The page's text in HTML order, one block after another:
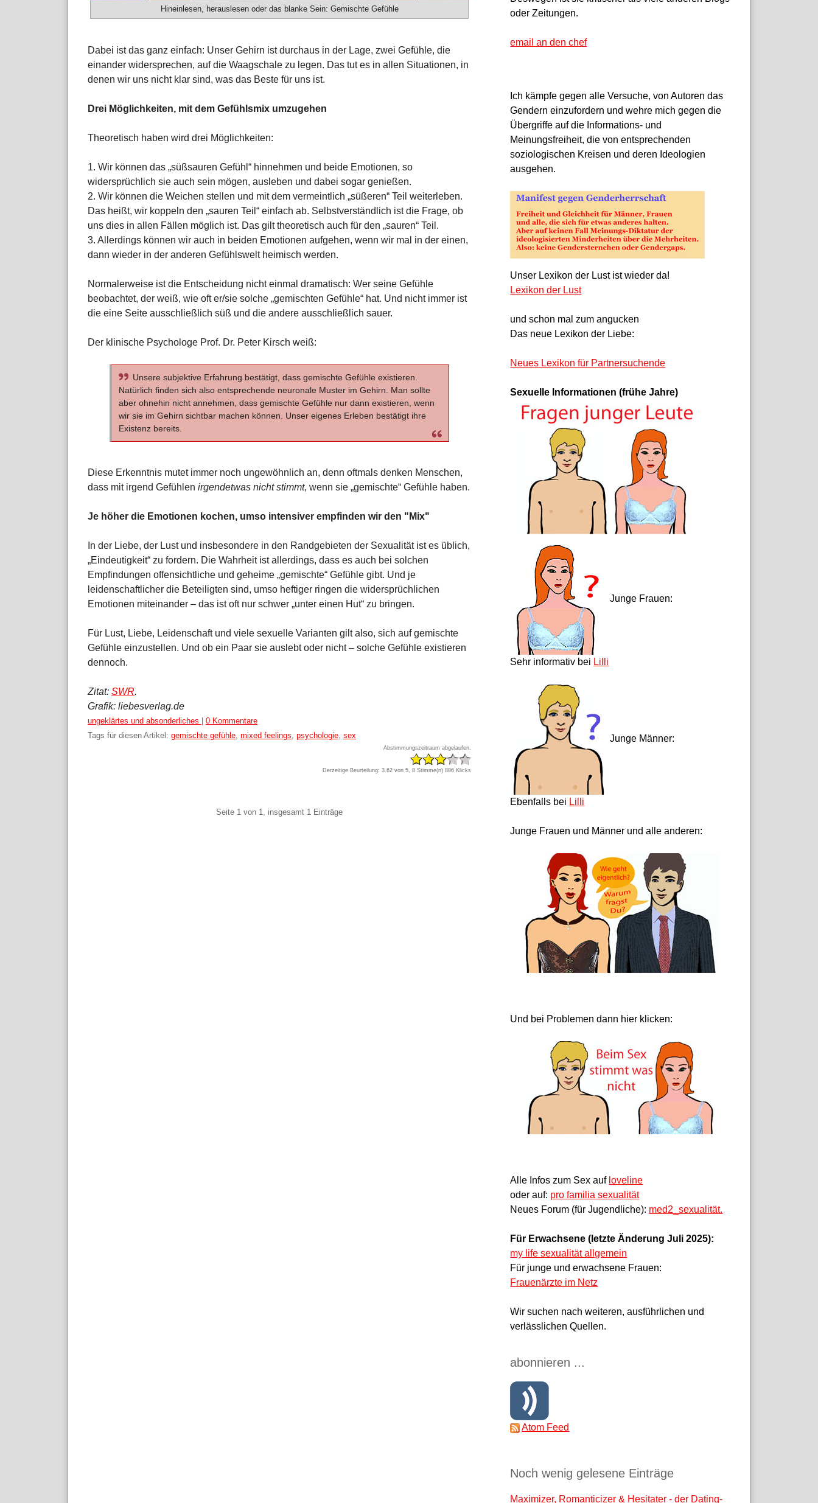
Hineinlesen, herauslesen oder das blanke Sein: Gemischte Gefühle
Dabei ist das ganz einfach: Unser Gehirn ist durchaus in der Lage, zwei Gefühle, die
einander widersprechen, auf die Waagschale zu legen. Das tut es in allen Situationen, in
denen wir uns nicht klar sind, was das Beste für uns ist.
Drei Möglichkeiten, mit dem Gefühlsmix umzugehen
Theoretisch haben wird drei Möglichkeiten:
1. Wir können das „süßsauren Gefühl“ hinnehmen und beide Emotionen, so
widersprüchlich sie auch sein mögen, ausleben und dabei sogar genießen.
2. Wir können die Weichen stellen und mit dem vermeintlich „süßeren“ Teil weiterleben.
Das heißt, wir koppeln den „sauren Teil“ einfach ab. Selbstverständlich ist die Frage, ob
uns dies in allen Fällen möglich ist. Das gilt theoretisch auch für den „sauren“ Teil.
3. Allerdings können wir auch in beiden Emotionen aufgehen, wenn wir mal in der einen,
dann wieder in der anderen Gefühlswelt heimisch werden.
Normalerweise ist die Entscheidung nicht einmal dramatisch: Wer seine Gefühle
beobachtet, der weiß, wie oft er/sie solche „gemischten Gefühle“ hat. Und nicht immer ist
die eine Seite ausschließlich süß und die andere ausschließlich sauer.
Der klinische Psychologe Prof. Dr. Peter Kirsch weiß:
Unsere subjektive Erfahrung bestätigt, dass gemischte Gefühle existieren.
Natürlich finden sich also entsprechende neuronale Muster im Gehirn. Man sollte
aber ohnehin nicht annehmen, dass gemischte Gefühle nur dann existieren, wenn
wir sie im Gehirn sichtbar machen können. Unser eigenes Erleben bestätigt ihre
Existenz bereits.
Diese Erkenntnis mutet immer noch ungewöhnlich an, denn oftmals denken Menschen,
dass mit irgend Gefühlen irgendetwas nicht stimmt, wenn sie „gemischte“ Gefühle haben.
Je höher die Emotionen kochen, umso intensiver empfinden wir den "Mix"
In der Liebe, der Lust und insbesondere in den Randgebieten der Sexualität ist es üblich,
„Eindeutigkeit“ zu fordern. Die Wahrheit ist allerdings, dass es auch bei solchen
Empfindungen offensichtliche und geheime „gemischte“ Gefühle gibt. Und je
leidenschaftlicher die Beteiligten sind, umso heftiger ringen die widersprüchlichen
Emotionen miteinander – das ist oft nur schwer „unter einen Hut“ zu bringen.
Für Lust, Liebe, Leidenschaft und viele sexuelle Varianten gilt also, sich auf gemischte
Gefühle einzustellen. Und ob ein Paar sie auslebt oder nicht – solche Gefühle existieren
dennoch.
Zitat: SWR.
Grafik: liebesverlag.de
Kategorien:
ungeklärtes und absonderliches | 0 Kommentare
Tags für diesen Artikel: gemischte gefühle mixed feelings psychologie sex
Abstimmungszeitraum abgelaufen.
Derzeitige Beurteilung: 3.62 von 5, 8 Stimme(n) 886 Klicks
Seite 1 von 1, insgesamt 1 Einträge
oder Zeitungen.
email an den chef
Ich kämpfe gegen alle Versuche, von Autoren das
Gendern einzufordern und wehre mich gegen die
Übergriffe auf die Informations- und
Meinungsfreiheit, die von entsprechenden
soziologischen Kreisen und deren Ideologien
ausgehen.
Unser Lexikon der Lust ist wieder da!
Lexikon der Lust
und schon mal zum angucken
Das neue Lexikon der Liebe:
Neues Lexikon für Partnersuchende
Sexuelle Informationen (frühe Jahre)
Junge Frauen:
Sehr informativ bei Lilli
Junge Männer:
Ebenfalls bei Lilli
Junge Frauen und Männer und alle anderen:
Und bei Problemen dann hier klicken:
Alle Infos zum Sex auf loveline
oder auf: pro familia sexualität
Neues Forum (für Jugendliche): med2_sexualität.
Für Erwachsene (letzte Änderung Juli 2025):
my life sexualität allgemein
Für junge und erwachsene Frauen:
Frauenärzte im Netz
Wir suchen nach weiteren, ausführlichen und
verlässlichen Quellen.
abonnieren ...
Atom Feed
Noch wenig gelesene Einträge
Maximizer, Romanticizer & Hesitater - der Dating-